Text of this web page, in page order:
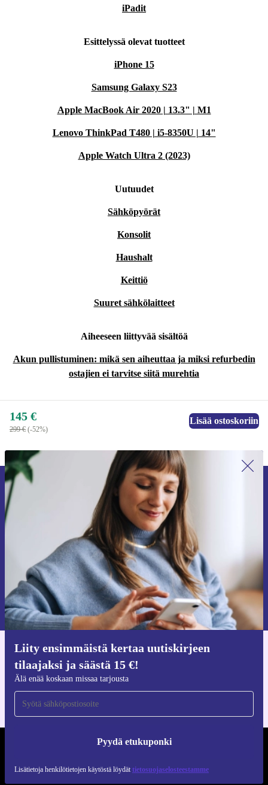
iPadit
Esittelyssä olevat tuotteet
iPhone 15
Samsung Galaxy S23
Apple MacBook Air 2020 | 13.3" | M1
Lenovo ThinkPad T480 | i5-8350U | 14"
Apple Watch Ultra 2 (2023)
Uutuudet
Sähköpyörät
Konsolit
Haushalt
Keittiö
Suuret sähkölaitteet
Aiheeseen liittyvää sisältöä
Akun pullistuminen: mikä sen aiheuttaa ja miksi refurbedin
ostajien ei tarvitse siitä murehtia
145 €
299 € (-52%)
Lisää ostoskoriin
Liity ensimmäistä kertaa uutiskirjeen
tilaajaksi ja säästä 15 €!
Älä enää koskaan missaa tarjousta
Pyydä etukuponki
Lisätietoja henkilötietojen käytöstä löydät tietosuojaselosteestamme
Liity ensimmäistä kertaa uutiskirjeen
tilaajaksi ja säästä 15 €!
Älä missaa enää yhtäkään tarjousta.
Pyydä etukuponki
Lisätietoja henkilötietojen käytöstä löydättietosuojaselosteestamme.
Hanki refurbed-sovellus
iOS:lle ja Androidille